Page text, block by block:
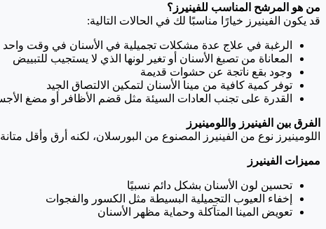
من هو المرشح المناسب للفينيرز؟
قد يكون الفينيرز خيارًا مناسبًا لك في الحالات التالية:
الرغبة في علاج عدة مشكلات تجميلية في الأسنان في وقت واحد
المعاناة من تصبغ الأسنان أو تغير لونها الذي لا يستجيب للتبييض
وجود بقع ناتجة عن حشوات قديمة
توفر كمية كافية من مينا الأسنان لتمكين الالتصاق الجيد
القدرة على تجنب العادات السيئة مثل قضم الأظافر أو مضغ
الفرق بين الفينيرز واللومينيرز
اللومينيرز نوع من الفينيرز المصنوع من البورسلان، لكنه أرق وأقل
مميزات الفينيرز
تحسين لون الأسنان بشكل دائم نسبيًا
إخفاء العيوب التجميلية البسيطة مثل الكسور والفجوات
تعويض المينا المتآكلة وحماية مظهر الأسنان